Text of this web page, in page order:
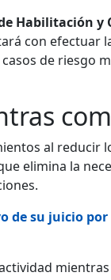
Habilitación y
con efectuar
de riesgo
al reducir
elimina la
su juicio por